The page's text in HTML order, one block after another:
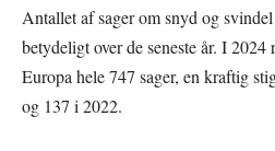
Antallet af sager om snyd og
betydeligt over de seneste år. I 2024
Europa hele 747 sager, en kraftig
og 137 i 2022.